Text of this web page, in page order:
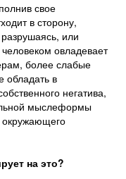
свое
в сторону,
или
овладевает
более слабые
обладать в
негатива,
мыслеформы
окружающего
на это?